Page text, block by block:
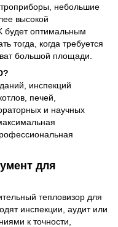
небольшие
высокой
будет оптимальным
тогда, когда требуется
большой площади.
инспекций
печей,
и научных
для
тепловизор для
инспекции, аудит или
к точности,